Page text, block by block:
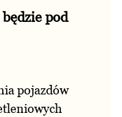
pod
pojazdów